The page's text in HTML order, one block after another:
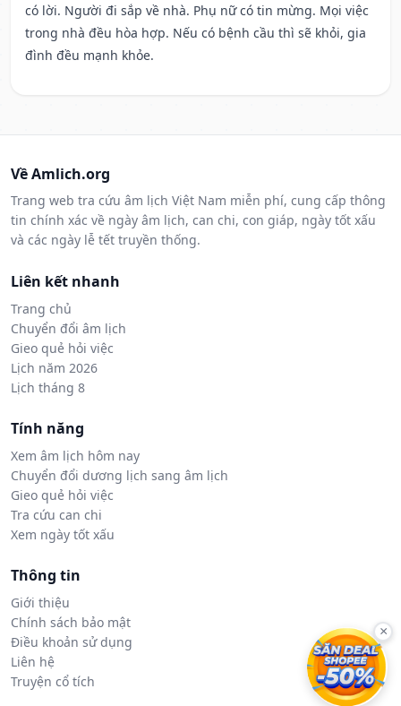
có lời. Người đi sắp về nhà. Phụ nữ có tin mừng. Mọi việc
trong nhà đều hòa hợp. Nếu có bệnh cầu thì sẽ khỏi, gia
đình đều mạnh khỏe.
Về Amlich.org
Trang web tra cứu âm lịch Việt Nam miễn phí, cung cấp thông
tin chính xác về ngày âm lịch, can chi, con giáp, ngày tốt xấu
và các ngày lễ tết truyền thống.
Liên kết nhanh
Trang chủ
Chuyển đổi âm lịch
Gieo quẻ hỏi việc
Lịch năm 2026
Lịch tháng 8
Tính năng
Xem âm lịch hôm nay
Chuyển đổi dương lịch sang âm lịch
Gieo quẻ hỏi việc
Tra cứu can chi
Xem ngày tốt xấu
Thông tin
Giới thiệu
Chính sách bảo mật
Điều khoản sử dụng
Liên hệ
Truyện cổ tích
×